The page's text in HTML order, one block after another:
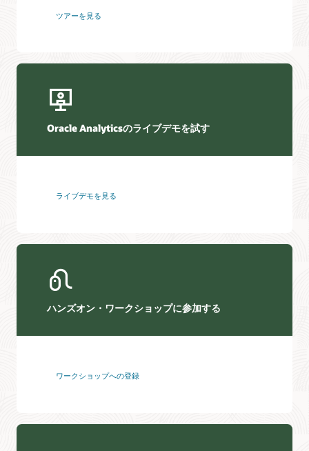
ツアーを見る
Oracle Analyticsのライブデモを試す
ライブデモを見る
ハンズオン・ワークショップに参加する
ワークショップへの登録